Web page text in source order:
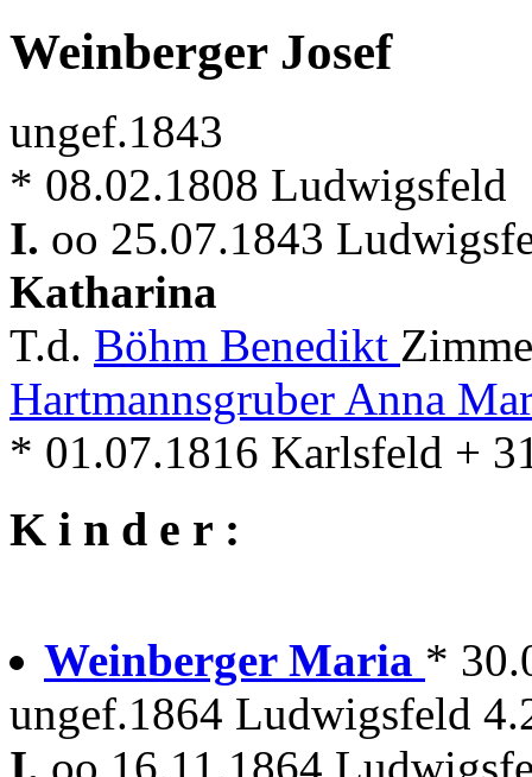
Weinberger Josef
ungef.1843
* 08.02.1808 Ludwigsfeld
I. oo 25.07.1843
Katharina
T.d. Böhm Benedikt
Hartmannsgruber Anna
* 01.07.1816 Karlsfeld +
K i n d e r :
Weinberger Maria *
ungef.1864 Ludwigsfeld
I. oo 16.11.1864